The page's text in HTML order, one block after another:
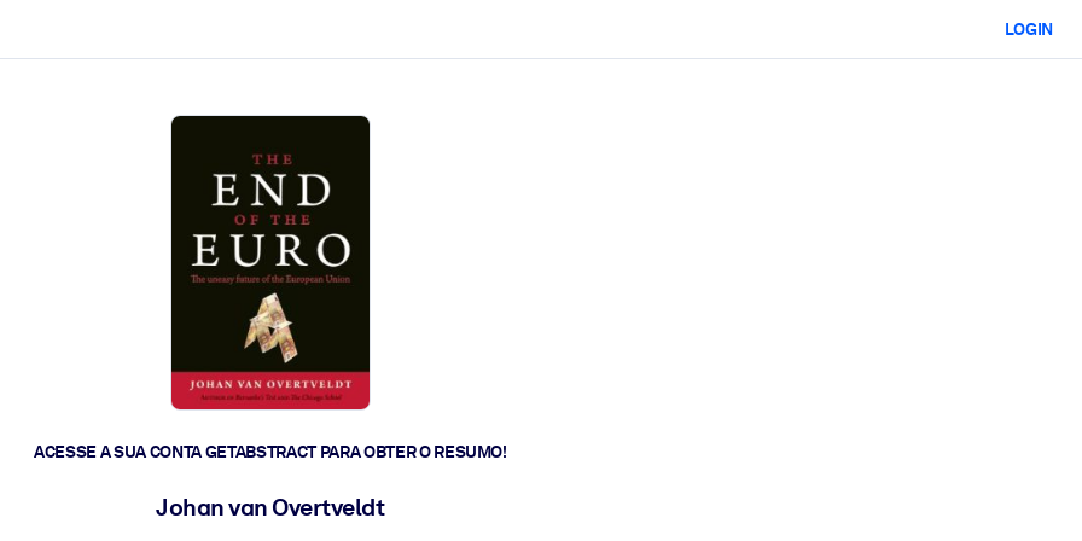
LOGIN
ACESSE A SUA CONTA GETABSTRACT PARA OBTER O RESUMO!
Johan van Overtveldt